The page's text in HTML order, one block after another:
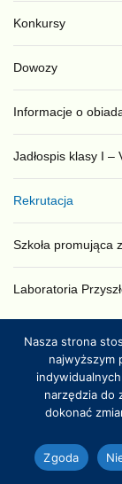
Konkursy
Dowozy
Informacje o
Jadłospis klasy I –
Rekrutacja
Szkoła promująca
Laboratoria
ZSP
Historia szkoły
Nasza strona
najwyższym
narzędzia do
dokonać
Zgoda